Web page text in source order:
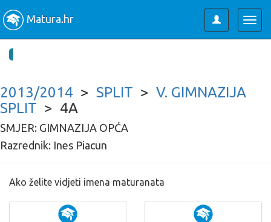
Toggle
user
Matura.hr
2013/2014 > SPLIT > V. GIMNAZIJA
SPLIT > 4A
SMJER: GIMNAZIJA OPĆA
Razrednik: Ines Piacun
Ako želite vidjeti imena maturanata